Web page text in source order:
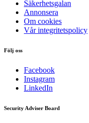
Säkerhetsgalan
Annonsera
Om cookies
Vår integritetspolicy
Följ oss
Facebook
Instagram
LinkedIn
Security Adviser Board